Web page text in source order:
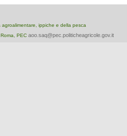
DOCUMENTI
ippiche e della pesca
PEC aoo.saq@pec.politicheagricole.gov.it